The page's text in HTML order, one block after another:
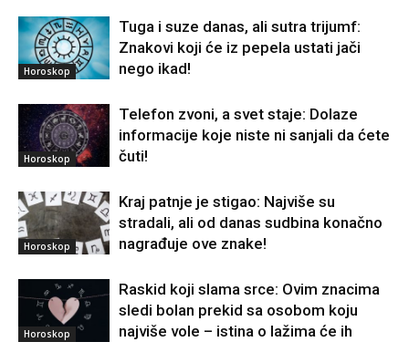
Horoskop
Tuga i suze danas, ali sutra trijumf:
Znakovi koji će iz pepela ustati jači
nego ikad!
Horoskop
Telefon zvoni, a svet staje: Dolaze
informacije koje niste ni sanjali da ćete
čuti!
Horoskop
Kraj patnje je stigao: Najviše su
stradali, ali od danas sudbina konačno
nagrađuje ove znake!
Horoskop
Raskid koji slama srce: Ovim znacima
sledi bolan prekid sa osobom koju
najviše vole – istina o lažima će ih